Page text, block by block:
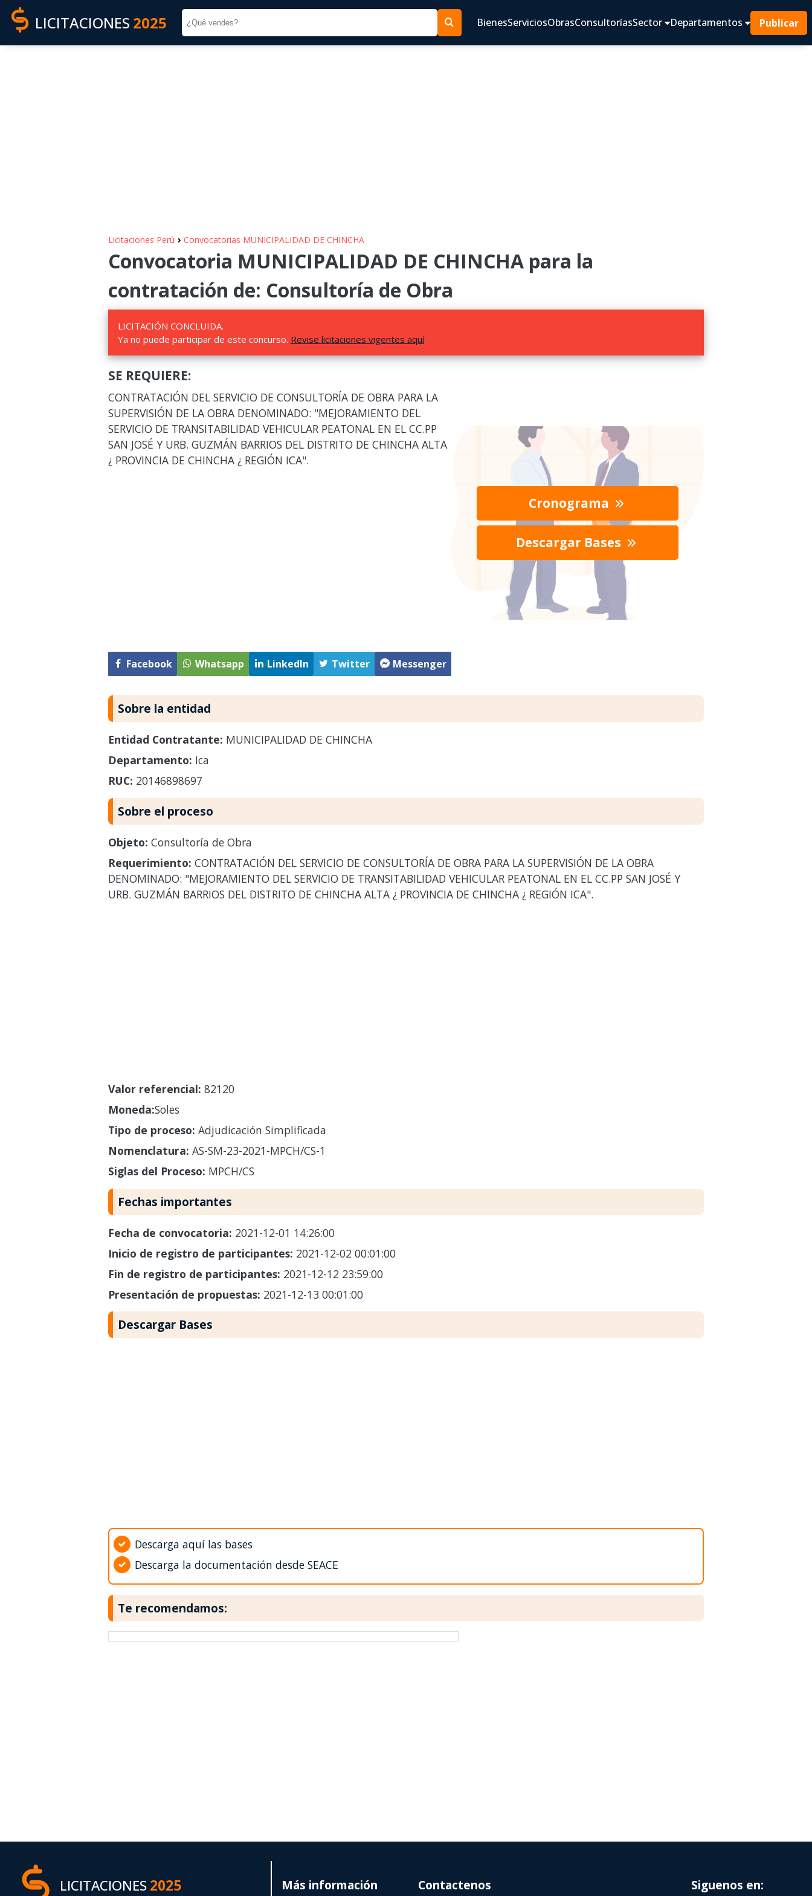
LICITACIONES 2025 BienesServiciosObrasConsultoríasSector Departamentos Publicar
Licitaciones Perú › Convocatorias MUNICIPALIDAD DE CHINCHA
Convocatoria MUNICIPALIDAD DE CHINCHA para la
contratación de: Consultoría de Obra
LICITACIÓN CONCLUIDA.
Ya no puede participar de este concurso. Revise licitaciones vigentes aquí
SE REQUIERE:
CONTRATACIÓN DEL SERVICIO DE CONSULTORÍA DE OBRA PARA LA
SUPERVISIÓN DE LA OBRA DENOMINADO: "MEJORAMIENTO DEL
SERVICIO DE TRANSITABILIDAD VEHICULAR PEATONAL EN EL CC.PP
SAN JOSÉ Y URB. GUZMÁN BARRIOS DEL DISTRITO DE CHINCHA ALTA
¿ PROVINCIA DE CHINCHA ¿ REGIÓN ICA".
Facebook Whatsapp LinkedIn Twitter Messenger
Cronograma
Descargar Bases
Sobre la entidad
Entidad Contratante: MUNICIPALIDAD DE CHINCHA
Departamento: Ica
RUC: 20146898697
Sobre el proceso
Objeto: Consultoría de Obra
Requerimiento: CONTRATACIÓN DEL SERVICIO DE CONSULTORÍA DE OBRA PARA LA SUPERVISIÓN DE LA OBRA
DENOMINADO: "MEJORAMIENTO DEL SERVICIO DE TRANSITABILIDAD VEHICULAR PEATONAL EN EL CC.PP SAN JOSÉ Y
URB. GUZMÁN BARRIOS DEL DISTRITO DE CHINCHA ALTA ¿ PROVINCIA DE CHINCHA ¿ REGIÓN ICA".
Valor referencial: 82120
Moneda:Soles
Tipo de proceso: Adjudicación Simplificada
Nomenclatura: AS-SM-23-2021-MPCH/CS-1
Siglas del Proceso: MPCH/CS
Fechas importantes
Fecha de convocatoria: 2021-12-01 14:26:00
Inicio de registro de participantes: 2021-12-02 00:01:00
Fin de registro de participantes: 2021-12-12 23:59:00
Presentación de propuestas: 2021-12-13 00:01:00
Descargar Bases
Descarga aquí las bases
Descarga la documentación desde SEACE
Te recomendamos:
LICITACIONES2025 Más información Contactenos Siguenos en: